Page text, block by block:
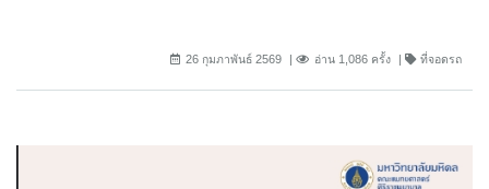
26 กุมภาพันธ์ 2569 อ่าน 1,086 ครั้ง ที่จอดรถ